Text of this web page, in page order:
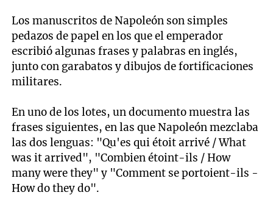
Los manuscritos de Napoleón son simples
pedazos de papel en los que el emperador
escribió algunas frases y palabras en inglés,
junto con garabatos y dibujos de fortificaciones
militares.
En uno de los lotes, un documento muestra las
frases siguientes, en las que Napoleón mezclaba
las dos lenguas: "Qu'es qui étoit arrivé / What
was it arrived", "Combien étoint-ils / How
many were they" y "Comment se portoient-ils -
How do they do".